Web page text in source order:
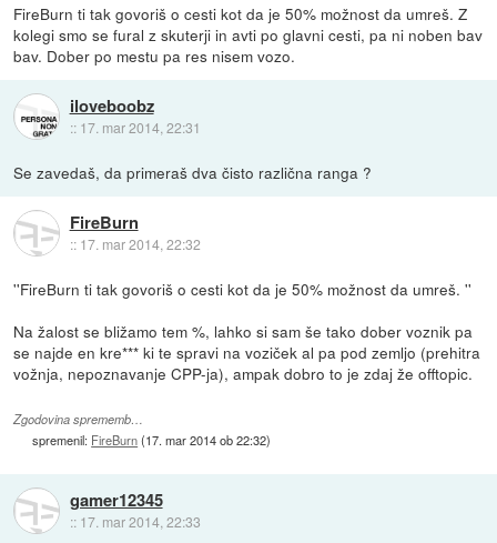
FireBurn ti tak govoriš o cesti kot da je 50% možnost da umreš. Z
kolegi smo se fural z skuterji in avti po glavni cesti, pa ni noben bav
bav. Dober po mestu pa res nisem vozo.
iloveboobz
:: 17. mar 2014, 22:31
Se zavedaš, da primeraš dva čisto različna ranga ?
FireBurn
:: 17. mar 2014, 22:32
''FireBurn ti tak govoriš o cesti kot da je 50% možnost da umreš. ''
Na žalost se bližamo tem %, lahko si sam še tako dober voznik pa
se najde en kre*** ki te spravi na voziček al pa pod zemljo (prehitra
vožnja, nepoznavanje CPP-ja), ampak dobro to je zdaj že offtopic.
Zgodovina sprememb…
spremenil: FireBurn(17. mar 2014 ob 22:32)
gamer12345
:: 17. mar 2014, 22:33